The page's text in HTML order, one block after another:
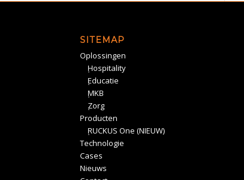
SITEMAP
Oplossingen
Hospitality
Educatie
MKB
Zorg
Producten
RUCKUS One (NIEUW)
Technologie
Cases
Nieuws